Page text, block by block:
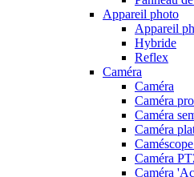
Appareil photo
Appareil
Hybride
Reflex
Caméra
Caméra
Caméra
Caméra
Caméra
Caméra
Caméra